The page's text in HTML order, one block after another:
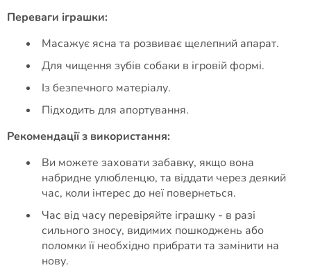
Переваги іграшки:
Масажує ясна та розвиває щелепний апарат.
Для чищення зубів собаки в ігровій формі.
Із безпечного матеріалу.
Підходить для апортування.
Рекомендації з використання:
Ви можете заховати забавку, якщо вона
набридне улюбленцю, та віддати через деякий
час, коли інтерес до неї повернеться.
Час від часу перевіряйте іграшку - в разі
сильного зносу, видимих пошкоджень або
поломки її необхідно прибрати та замінити на
нову.